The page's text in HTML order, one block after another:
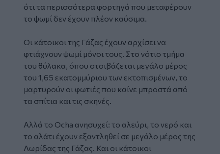
ότι τα περισσότερα φορτηγά που μεταφέρουν
το ψωμί δεν έχουν πλέον καύσιμα.
Οι κάτοικοι της Γάζας έχουν αρχίσει να
φτιάχνουν ψωμί μόνοι τους. Στο νότιο τμήμα
του θύλακα, όπου στοιβάζεται μεγάλο μέρος
του 1,65 εκατομμύριου των εκτοπισμένων, το
μαρτυρούν οι φωτιές που καίνε μπροστά από
τα σπίτια και τις σκηνές.
Αλλά το Ocha ανησυχεί: το αλεύρι, το νερό και
το αλάτι έχουν εξαντληθεί σε μεγάλο μέρος της
Λωρίδας της Γάζας. Και οι κάτοικοι